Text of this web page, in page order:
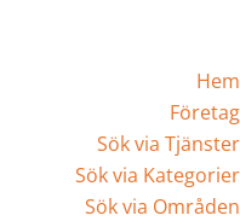
Hem
Företag
Sök via Tjänster
Sök via Kategorier
Sök via Områden